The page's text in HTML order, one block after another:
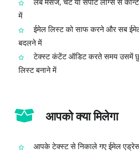
में
ईमेल लिस्ट को साफ करने और सब
बदलने में
टेक्स्ट कंटेंट ऑडिट करते समय उसमें
लिस्ट बनाने में
आपको क्या मिलेगा
आपके टेक्स्ट से निकाले गए ईमेल